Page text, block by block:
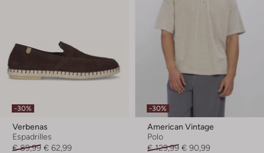
-30%
Verbenas
Espadrilles
€ 89,99 € 62,99
-30%
American Vintage
Polo
€ 129,99 € 90,99